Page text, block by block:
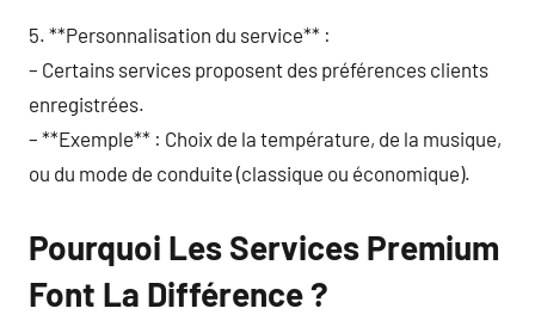
5. **Personnalisation du service** :
– Certains services proposent des préférences clients
enregistrées.
– **Exemple** : Choix de la température, de la musique,
ou du mode de conduite (classique ou économique).
Pourquoi Les Services Premium
Font La Différence ?